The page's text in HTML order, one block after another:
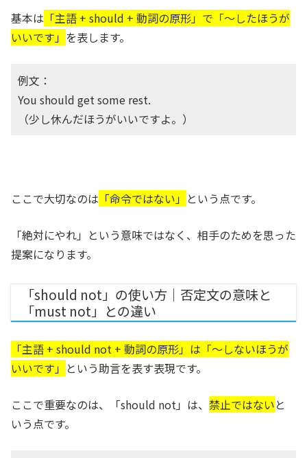
基本は 「主語 + should + 動詞の原形」で「～したほうが
いいです」 を表します。
例文：
You should get some rest.
（少し休んだほうがいいですよ。）
ここで大切なのは 「命令ではない」 という点です。
「絶対にやれ」という意味ではなく、相手のためを思った
提案になります。
「should not」の使い方｜否定文の意味と
「must not」との違い
「主語 + should not + 動詞の原形」は「～しないほうが
いいです」 という助言を表す表現です。
ここで重要なのは、「should not」は、 禁止ではないと
いう点です。